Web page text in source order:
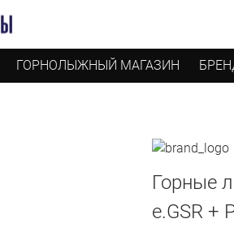
ГОРНОЛЫЖНЫЙ МАГАЗИН
Горные
e.GSR +